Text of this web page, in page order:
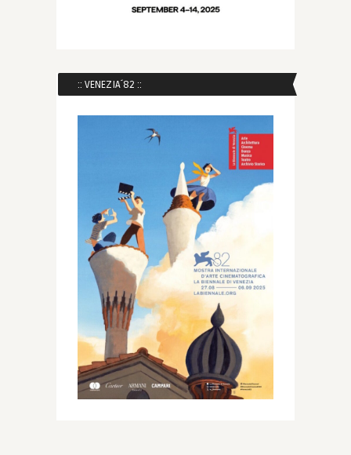
:: VENEZIA´82 ::